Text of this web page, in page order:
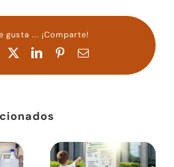
gusta ... ¡Comparte!
Facebook LinkedInPinterestCorreo